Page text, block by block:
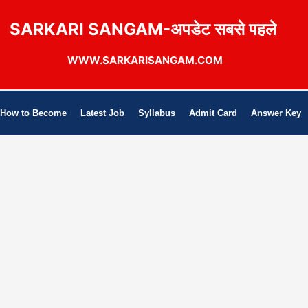
SARKARI SANGAM-अपडेट सबसे पहले
WWW.SARKARISANGAM.COM
How to Become Latest Job Syllabus Admit Card Answer Key